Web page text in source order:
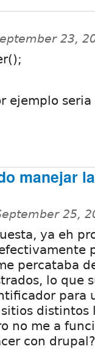
23,
ejemplo seria
manejar
25,
ya eh
percataba
lo que
para
distintos
no me a
con